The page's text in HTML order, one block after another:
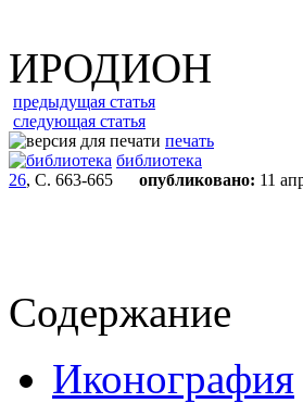
ИРОДИОН
предыдущая статья
следующая статья
печать
библиотека
26, С. 663-665 опубликовано: 11
Содержание
Иконография